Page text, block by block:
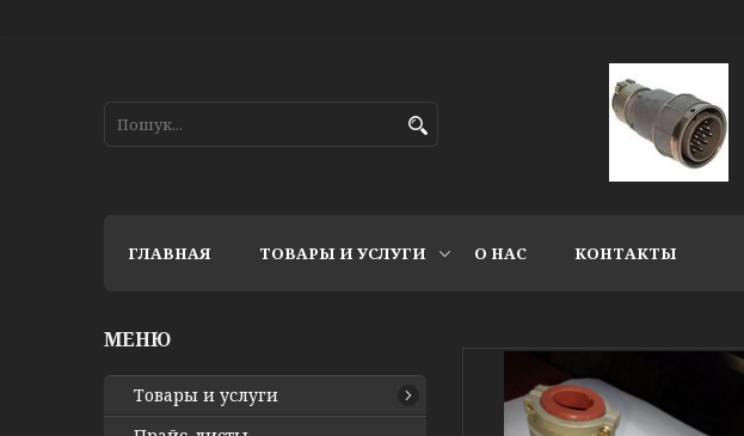
ГЛАВНАЯ ТОВАРЫ И УСЛУГИ О НАС КОНТАКТЫ
Товары и услуги